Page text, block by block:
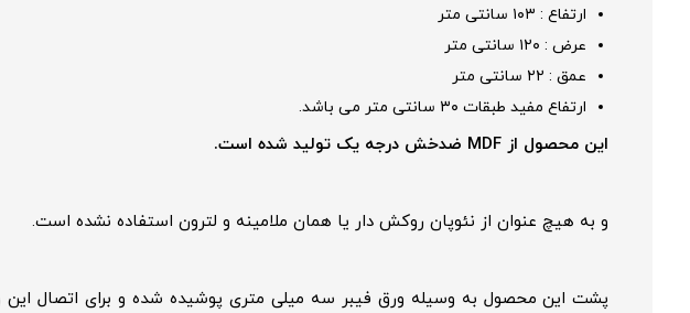
ارتفاع : ۱۰۳ سانتی متر
عرض : ۱۲۰ سانتی متر
عمق : ۲۲ سانتی متر
ارتفاع مفید طبقات ۳۰ سانتی متر می باشد.
این محصول از MDF ضدخش درجه یک تولید شده است.
و به هیچ عنوان از نئوپان روکش دار یا همان ملامینه و لترون استفاده نشده است.
پشت این محصول به وسیله ورق فیبر سه میلی متری پوشیده شده و برای اتصال